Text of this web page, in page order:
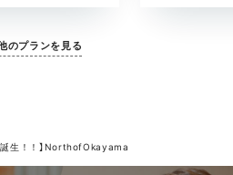
のプランを見る
誕生！！】NorthofOkayama